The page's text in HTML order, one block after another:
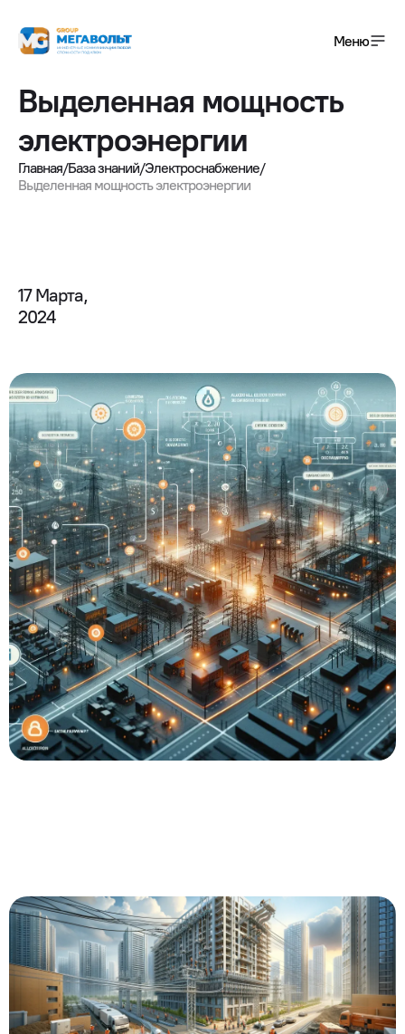
Меню
info@megavolt-group.com
База знаний
Контакты
Получить консультацию
Выделенная мощность
электроэнергии
Главная/База знаний/Электроснабжение/
Выделенная мощность электроэнергии
17 Марта,
2024